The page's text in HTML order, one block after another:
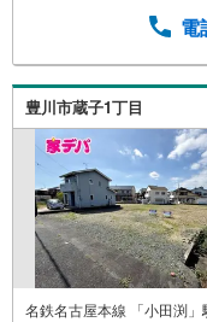
リフォームを
い。・営業時
日）この時間
案内できます
軽にお電話くだ
電
豊川市蔵子1丁目
名鉄名古屋本線 「小田渕